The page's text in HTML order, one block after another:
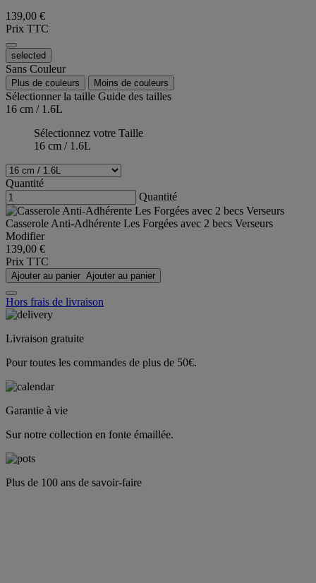
139,00 €
Prix TTC
selected
Sans Couleur
Plus de couleurs Moins de couleurs
Sélectionner la taille Guide des tailles
16 cm / 1.6L
Sélectionnez votre Taille
16 cm / 1.6L
Quantité
Quantité
Casserole Anti-Adhérente Les Forgées avec 2 becs Verseurs
Modifier
139,00 €
Prix TTC
Ajouter au panier Ajouter au panier
Hors frais de livraison
Livraison gratuite
Pour toutes les commandes de plus de 50€.
Garantie à vie
Sur notre collection en fonte émaillée.
Plus de 100 ans de savoir-faire